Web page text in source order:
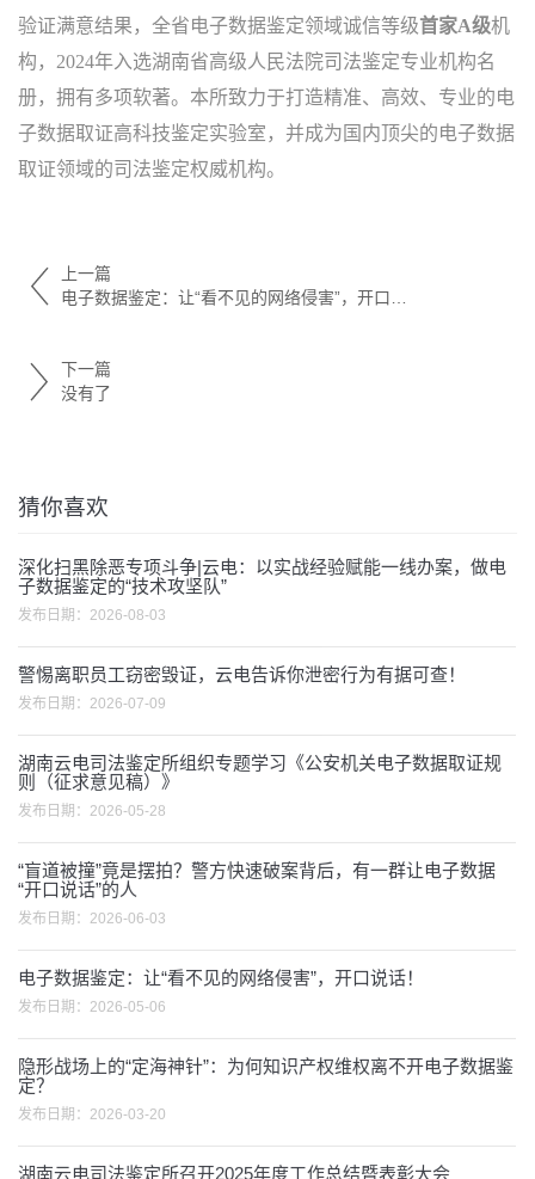
验证满意结果，全省电子数据鉴定领域诚信等级首家A级机
构，2024年入选湖南省高级人民法院司法鉴定专业机构名
册，拥有多项软著。本所致力于打造精准、高效、专业的电
子数据取证高科技鉴定实验室，并成为国内顶尖的电子数据
取证领域的司法鉴定权威机构。
上一篇
下一篇
没有了
猜你喜欢
子数据鉴定的“技术攻坚队”
发布日期：2026-08-03
发布日期：2026-07-09
则（征求意见稿）》
发布日期：2026-05-28
“开口说话”的人
发布日期：2026-06-03
发布日期：2026-05-06
定？
发布日期：